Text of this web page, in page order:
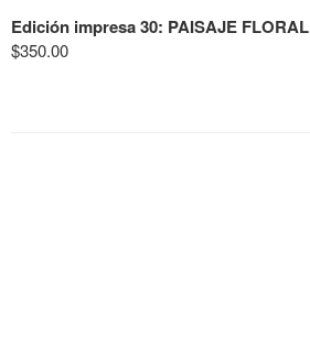
Edición impresa 30: PAISAJE FLORAL
$350.00